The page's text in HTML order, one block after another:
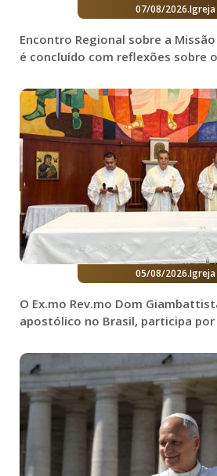
07/08/2026.Igreja
Encontro Regional sobre a
é concluído com reflexões sobre
05/08/2026.Igreja
O Ex.mo Rev.mo Dom
apostólico no Brasil, participa por